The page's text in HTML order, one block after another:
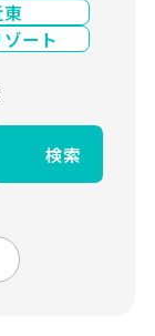
東
ゾート
検索